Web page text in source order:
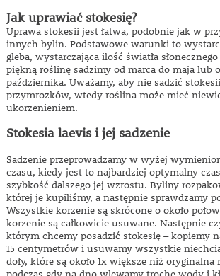
Jak uprawiać stokesię?
Uprawa stokesii jest łatwa, podobnie jak w
innych bylin. Podstawowe warunki to
gleba, wystarczająca ilość światła
piękną roślinę sadzimy od marca do maja lub
października. Uważamy, aby nie sadzić
przymrozków, wtedy roślina może mieć
ukorzenieniem.
Stokesia laevis i jej sadzenie
Sadzenie przeprowadzamy w wyżej
czasu, kiedy jest to najbardziej optymalny
szybkość dalszego jej wzrostu. Byliny
której je kupiliśmy, a następnie sprawdzamy
Wszystkie korzenie są skrócone o około
korzenie są całkowicie usuwane. Następnie
którym chcemy posadzić stokesię – kopiemy
15 centymetrów i usuwamy wszystkie
doły, które są około 1x większe niż